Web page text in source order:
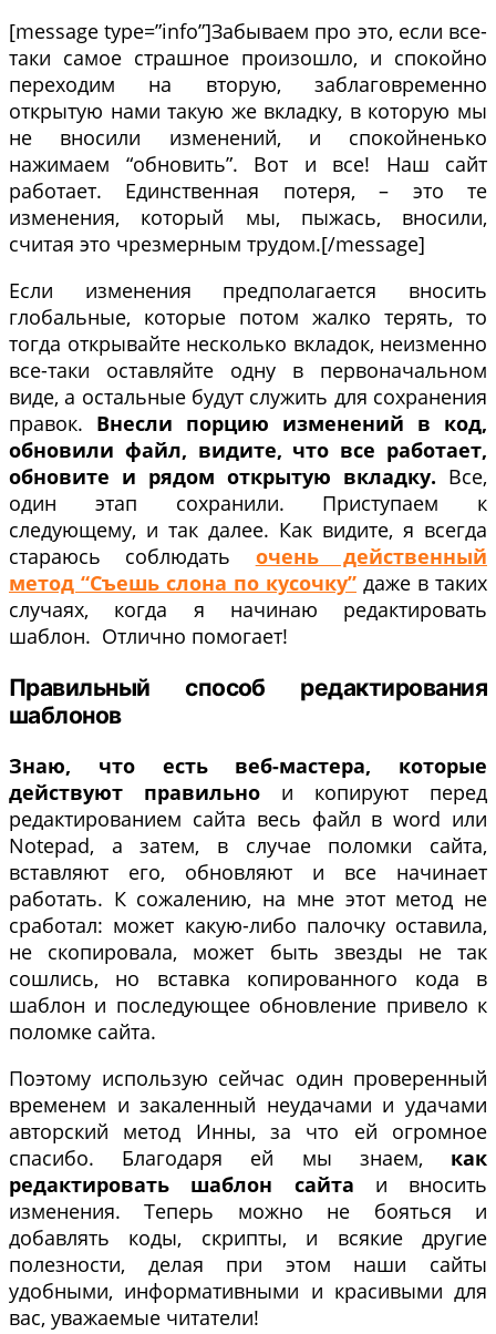
[message type=”info”]Забываем про это, если все-
таки самое страшное произошло, и спокойно
переходим на вторую, заблаговременно
открытую нами такую же вкладку, в которую мы
не вносили изменений, и спокойненько
нажимаем “обновить”. Вот и все! Наш сайт
работает. Единственная потеря, – это те
изменения, который мы, пыжась, вносили,
считая это чрезмерным трудом.[/message]
Если изменения предполагается вносить
глобальные, которые потом жалко терять, то
тогда открывайте несколько вкладок, неизменно
все-таки оставляйте одну в первоначальном
виде, а остальные будут служить для сохранения
правок. Внесли порцию изменений в код,
обновили файл, видите, что все работает,
обновите и рядом открытую вкладку. Все,
один этап сохранили. Приступаем к
следующему, и так далее. Как видите, я всегда
стараюсь соблюдать очень действенный
метод “Съешь слона по кусочку” даже в таких
случаях, когда я начинаю редактировать
шаблон. Отлично помогает!
Правильный способ редактирования
шаблонов
Знаю, что есть веб-мастера, которые
действуют правильно и копируют перед
редактированием сайта весь файл в word или
Notepad, а затем, в случае поломки сайта,
вставляют его, обновляют и все начинает
работать. К сожалению, на мне этот метод не
сработал: может какую-либо палочку оставила,
не скопировала, может быть звезды не так
сошлись, но вставка копированного кода в
шаблон и последующее обновление привело к
поломке сайта.
Поэтому использую сейчас один проверенный
временем и закаленный неудачами и удачами
авторский метод Инны, за что ей огромное
спасибо. Благодаря ей мы знаем, как
редактировать шаблон сайта и вносить
изменения. Теперь можно не бояться и
добавлять коды, скрипты, и всякие другие
полезности, делая при этом наши сайты
удобными, информативными и красивыми для
вас, уважаемые читатели!